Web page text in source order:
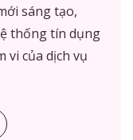
sáng tạo,
thống tín dụng
vi của dịch vụ